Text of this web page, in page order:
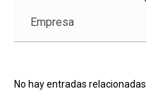
Empresa
No hay entradas relacionadas